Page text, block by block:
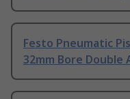
Festo Pneumatic
32mm Bore Double